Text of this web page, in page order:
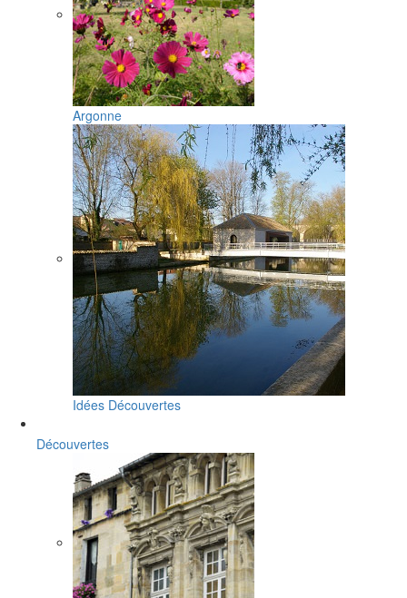
Argonne
Idées Découvertes
Découvertes